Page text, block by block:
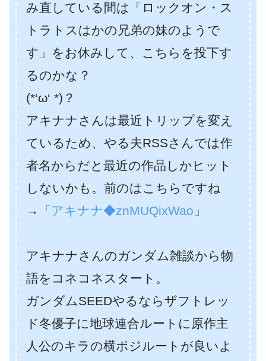
み直している間は「ロックオン・ス
トラトスはかの兄弟の妹のようで
す」をお休みして、こちらを投下す
るのかな？
(*‘ω‘ *)？
アキナナさんは最近トリップを変え
ているため、やる夫RSSさんでは作
者名からだと最近の作品しかヒット
しないかも。前のはこちらですね
→「 アキナナ◆znMUQixWao 」
アキナナさんのガンダム雑談から物
語をコネコネスタート。
ガンダムSEEDやるならザフトレッ
ド冬優子に地球連合ルートに原作主
人公のキラの横ポジルートが良いよ